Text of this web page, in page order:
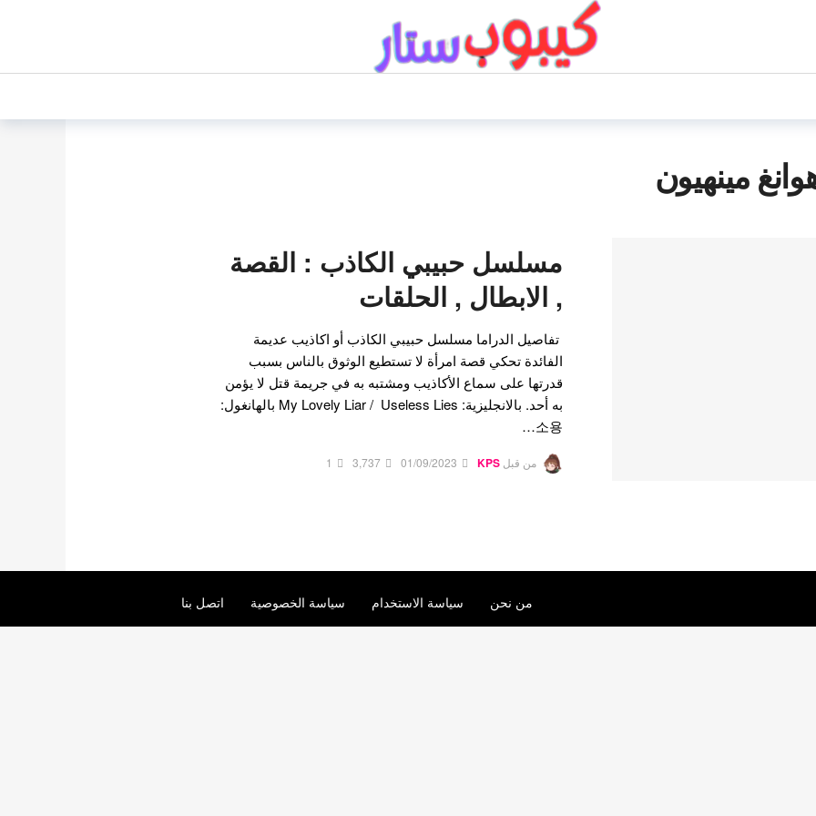
مينهيون
مسلسل حبيبي الكاذب : القصة
, الابطال , الحلقات
تفاصيل الدراما مسلسل حبيبي الكاذب أو اكاذيب عديمة
الفائدة تحكي قصة امرأة لا تستطيع الوثوق بالناس بسبب
قدرتها على سماع الأكاذيب ومشتبه به في جريمة قتل لا يؤمن
به أحد. بالانجليزية: My Lovely Liar / Useless Lies بالهانغول:
소용…
من قبل KPS
01/09/2023
3,737
1
من نحن سياسة الاستخدام سياسة الخصوصية اتصل بنا